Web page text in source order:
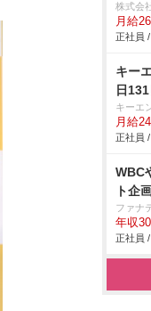
株式会
月給
正社員
キー
日131
キーエ
月給
正社員
WBC
ト企
ファナ
年収
正社員